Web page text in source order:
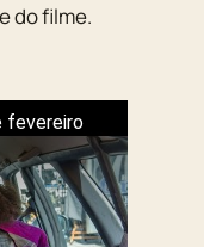
do filme.
fevereiro